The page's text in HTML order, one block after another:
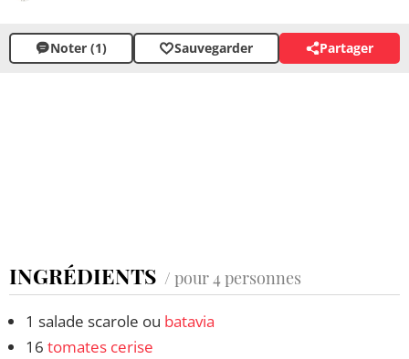
Noter (1) Sauvegarder Partager
INGRÉDIENTS / pour 4 personnes
1 salade scarole ou batavia
16 tomates cerise